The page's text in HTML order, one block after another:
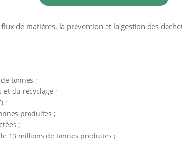
de matières, la prévention et la gestion des
tonnes ;
et du recyclage ;
;
produites ;
;
13 millions de tonnes produites ;